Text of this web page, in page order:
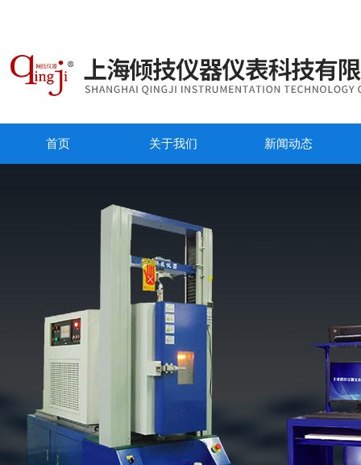
首页 关于我们 新闻动态